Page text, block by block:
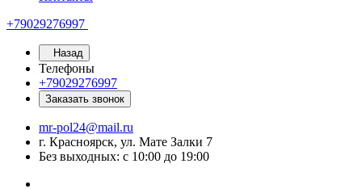
+79029276997
Назад
Телефоны
+79029276997
Заказать звонок
mr-pol24@mail.ru
г. Красноярск, ул. Мате Залки 7
Без выходных: с 10:00 до 19:00